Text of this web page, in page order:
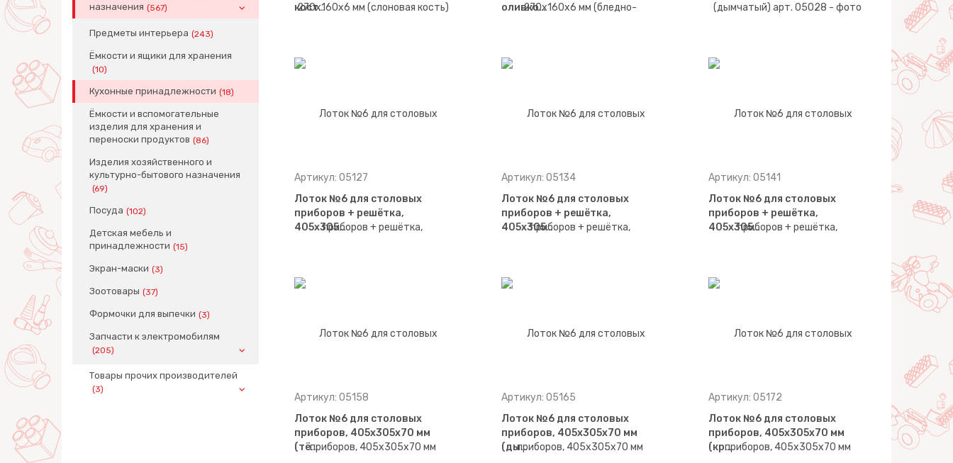
назначения (567)
Предметы интерьера (243)
Ёмкости и ящики для хранения
(10)
Кухонные принадлежности (18)
Ёмкости и вспомогательные
изделия для хранения и
переноски продуктов (86)
Изделия хозяйственного и
культурно-бытового назначения
(69)
Посуда (102)
Детская мебель и
принадлежности (15)
Экран-маски (3)
Зоотовары (37)
Формочки для выпечки (3)
Запчасти к электромобилям
(205)
Товары прочих производителей
(3)
кост…
оливко…
Артикул: 05127
Лоток №6 для столовых
приборов + решётка,
405х305…
Артикул: 05134
Лоток №6 для столовых
приборов + решётка,
405х305…
Артикул: 05141
Лоток №6 для столовых
приборов + решётка,
405х305…
Артикул: 05158
Лоток №6 для столовых
приборов, 405х305х70 мм
(тё…
Артикул: 05165
Лоток №6 для столовых
приборов, 405х305х70 мм
(ды…
Артикул: 05172
Лоток №6 для столовых
приборов, 405х305х70 мм
(кр…